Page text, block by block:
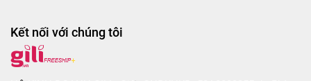
Kết nối với chúng tôi